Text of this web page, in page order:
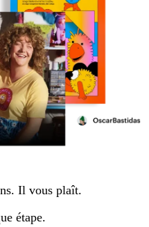
Il vous plaît.
étape.